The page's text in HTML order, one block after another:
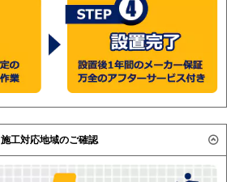
施工対応地域のご確認